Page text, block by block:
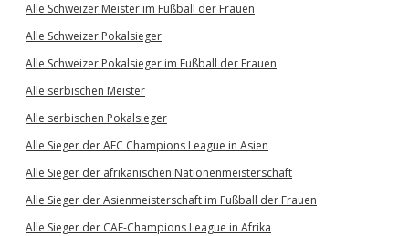
Alle Schweizer Meister im Fußball der Frauen
Alle Schweizer Pokalsieger
Alle Schweizer Pokalsieger im Fußball der Frauen
Alle serbischen Meister
Alle serbischen Pokalsieger
Alle Sieger der AFC Champions League in Asien
Alle Sieger der afrikanischen Nationenmeisterschaft
Alle Sieger der Asienmeisterschaft im Fußball der Frauen
Alle Sieger der CAF-Champions League in Afrika